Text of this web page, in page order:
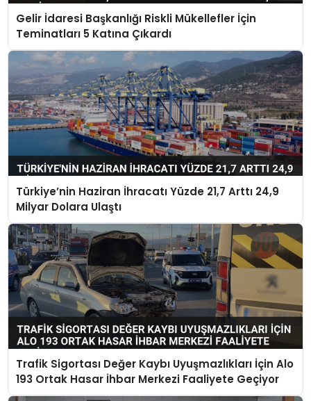
Gelir İdaresi Başkanlığı Riskli Mükellefler İçin
Teminatları 5 Katına Çıkardı
Türkiye’nin Haziran İhracatı Yüzde 21,7 Arttı 24,9
Milyar Dolara Ulaştı
Trafik Sigortası Değer Kaybı Uyuşmazlıkları İçin Alo
193 Ortak Hasar İhbar Merkezi Faaliyete Geçiyor